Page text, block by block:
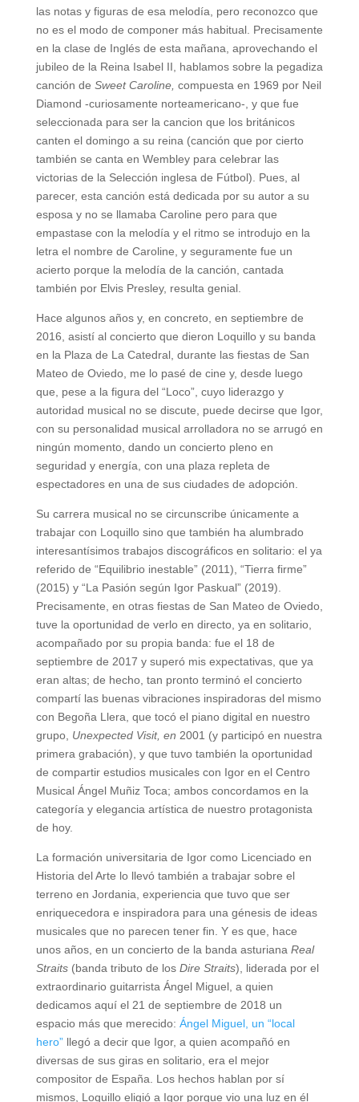
las notas y figuras de esa melodía, pero reconozco que
no es el modo de componer más habitual. Precisamente
en la clase de Inglés de esta mañana, aprovechando el
jubileo de la Reina Isabel II, hablamos sobre la pegadiza
canción de Sweet Caroline, compuesta en 1969 por Neil
Diamond -curiosamente norteamericano-, y que fue
seleccionada para ser la cancion que los británicos
canten el domingo a su reina (canción que por cierto
también se canta en Wembley para celebrar las
victorias de la Selección inglesa de Fútbol). Pues, al
parecer, esta canción está dedicada por su autor a su
esposa y no se llamaba Caroline pero para que
empastase con la melodía y el ritmo se introdujo en la
letra el nombre de Caroline, y seguramente fue un
acierto porque la melodía de la canción, cantada
también por Elvis Presley, resulta genial.
Hace algunos años y, en concreto, en septiembre de
2016, asistí al concierto que dieron Loquillo y su banda
en la Plaza de La Catedral, durante las fiestas de San
Mateo de Oviedo, me lo pasé de cine y, desde luego
que, pese a la figura del “Loco”, cuyo liderazgo y
autoridad musical no se discute, puede decirse que Igor,
con su personalidad musical arrolladora no se arrugó en
ningún momento, dando un concierto pleno en
seguridad y energía, con una plaza repleta de
espectadores en una de sus ciudades de adopción.
Su carrera musical no se circunscribe únicamente a
trabajar con Loquillo sino que también ha alumbrado
interesantísimos trabajos discográficos en solitario: el ya
referido de “Equilibrio inestable” (2011), “Tierra firme”
(2015) y “La Pasión según Igor Paskual” (2019).
Precisamente, en otras fiestas de San Mateo de Oviedo,
tuve la oportunidad de verlo en directo, ya en solitario,
acompañado por su propia banda: fue el 18 de
septiembre de 2017 y superó mis expectativas, que ya
eran altas; de hecho, tan pronto terminó el concierto
compartí las buenas vibraciones inspiradoras del mismo
con Begoña Llera, que tocó el piano digital en nuestro
grupo, Unexpected Visit, en 2001 (y participó en nuestra
primera grabación), y que tuvo también la oportunidad
de compartir estudios musicales con Igor en el Centro
Musical Ángel Muñiz Toca; ambos concordamos en la
categoría y elegancia artística de nuestro protagonista
de hoy.
La formación universitaria de Igor como Licenciado en
Historia del Arte lo llevó también a trabajar sobre el
terreno en Jordania, experiencia que tuvo que ser
enriquecedora e inspiradora para una génesis de ideas
musicales que no parecen tener fin. Y es que, hace
unos años, en un concierto de la banda asturiana Real
Straits(banda tributo de los Dire Straits), liderada por el
extraordinario guitarrista Ángel Miguel, a quien
dedicamos aquí el 21 de septiembre de 2018 un
espacio más que merecido: Ángel Miguel, un “local
hero”llegó a decir que Igor, a quien acompañó en
diversas de sus giras en solitario, era el mejor
compositor de España. Los hechos hablan por sí
mismos, Loquillo eligió a Igor porque vio una luz en él